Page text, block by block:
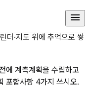
작업 시에
더·지도 위에 추억으로 쌓
에 계측계획을 수립하고
포함사항 4가지 쓰시오.